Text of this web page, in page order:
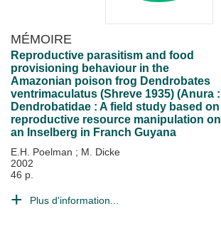
MÉMOIRE
Reproductive parasitism and food
provisioning behaviour in the
Amazonian poison frog Dendrobates
ventrimaculatus (Shreve 1935) (Anura :
Dendrobatidae : A field study based on
reproductive resource manipulation on
an Inselberg in Franch Guyana
E.H. Poelman ; M. Dicke
2002
46 p.
Plus d'information...